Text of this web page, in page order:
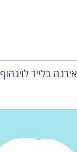
אירנה בלייר לוינהוף